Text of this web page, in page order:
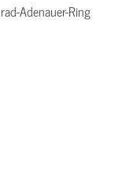
Adenauer-Ring